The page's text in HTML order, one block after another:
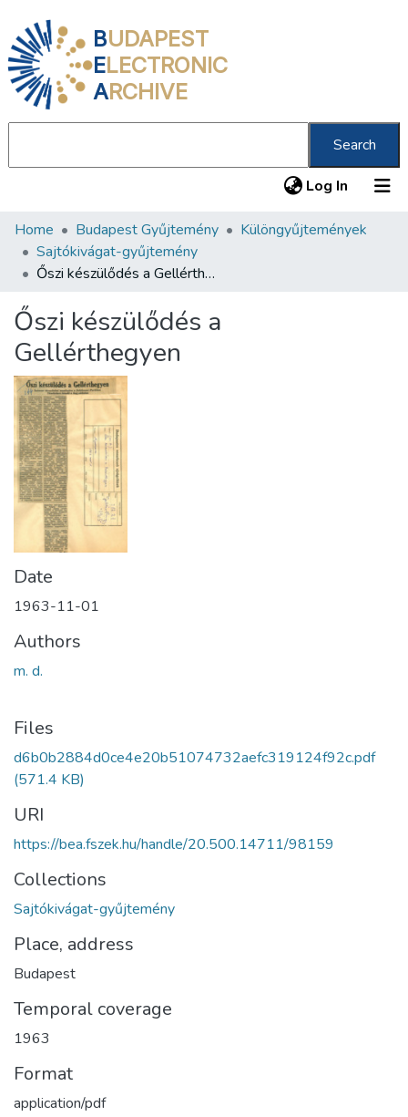
BUDAPEST
ELECTRONIC
ARCHIVE
Search
Log In (current)
Communities & Collections
All of DSpace
Statistics
About us
Home Budapest Gyűjtemény
Különgyűjtemények
Sajtókivágat-gyűjtemény
Őszi készülődés a Gellérthegyen
Őszi készülődés a
Gellérthegyen
Date
1963-11-01
Authors
m. d.
Files
d6b0b2884d0ce4e20b51074732aefc319124f92c.pdf
(571.4 KB)
URI
https://bea.fszek.hu/handle/20.500.14711/98159
Collections
Sajtókivágat-gyűjtemény
Place, address
Budapest
Temporal coverage
1963
Format
application/pdf